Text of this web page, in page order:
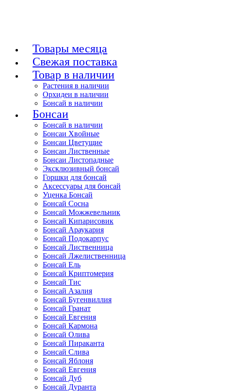
Товары месяца
Свежая поставка
Товар в наличии
Растения в наличии
Орхидеи в наличии
Бонсай в наличии
Бонсаи
Бонсай в наличии
Бонсаи Хвойные
Бонсаи Цветущие
Бонсаи Лиственные
Бонсаи Листопадные
Эксклюзивный бонсай
Горшки для бонсай
Аксессуары для бонсай
Уценка Бонсай
Бонсай Сосна
Бонсай Можжевельник
Бонсай Кипарисовик
Бонсай Араукария
Бонсай Подокарпус
Бонсай Лиственница
Бонсай Лжелиственница
Бонсай Ель
Бонсай Криптомерия
Бонсай Тис
Бонсай Азалия
Бонсай Бугенвиллия
Бонсай Гранат
Бонсай Евгения
Бонсай Кармона
Бонсай Олива
Бонсай Пираканта
Бонсай Слива
Бонсай Яблоня
Бонсай Евгения
Бонсай Дуб
Бонсай Дуранта